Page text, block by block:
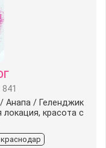
841
Анапа / Геленджик
красота с
краснодар